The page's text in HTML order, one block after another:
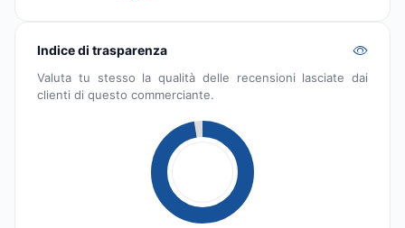
Indice di trasparenza
Valuta tu stesso la qualità delle recensioni lasciate dai
clienti di questo commerciante.